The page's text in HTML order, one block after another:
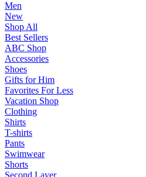
Men
New
Shop All
Best Sellers
ABC Shop
Accessories
Shoes
Gifts for Him
Favorites For Less
Vacation Shop
Clothing
Shirts
T-shirts
Pants
Swimwear
Shorts
Second Layer